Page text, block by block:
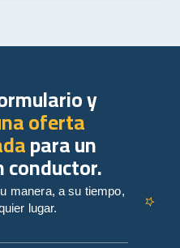
y
oferta
para un
conductor.
manera, a su tiempo,
lugar.